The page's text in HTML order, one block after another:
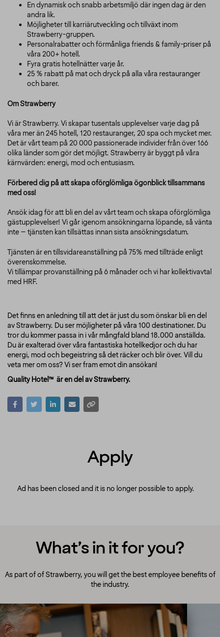
En dynamisk och snabb arbetsmiljö där ingen dag är den
andra lik.
Möjligheter till karriärutveckling och tillväxt inom
Strawberry-gruppen.
Personalrabatter och förmånliga friends & family-priser på
våra 200+ hotell.
Fyra gratis hotellnätter varje år.
25 % rabatt på mat och dryck på alla våra restauranger
och barer.
Om Strawberry
Vi är Strawberry. Vi skapar tusentals upplevelser varje dag på
våra mer än 245 hotell, 120 restauranger, 20 spa och mycket mer.
Det är vårt team på 20 000 passionerade individer från över 166
olika länder som gör det möjligt. Strawberry är byggt på våra
kärnvärden: energi, mod och entusiasm.
Förbered dig på att skapa oförglömliga ögonblick tillsammans
med oss!
Ansök idag för att bli en del av vårt team och skapa oförglömliga
gästupplevelser! Vi går igenom ansökningarna löpande, så vänta
inte – tjänsten kan tillsättas innan sista ansökningsdatum.
Tjänsten är en tillsvidareanställning på 75% med tillträde enligt
överenskommelse.
Vi tillämpar provanställning på 6 månader och vi har kollektivavtal
med HRF.
Det finns en anledning till att det är just du som önskar bli en del
av Strawberry. Du ser möjligheter på våra 100 destinationer. Du
tror du kommer passa in i vår mångfald bland 18.000 anställda.
Du är exalterad över våra fantastiska hotellkedjor och du har
energi, mod och begeistring så det räcker och blir över. Vill du
veta mer om oss? Vi ser fram emot din ansökan!
Quality Hotel™ är en del av Strawberry.
Apply
Ad has been closed and it is no longer possible to apply.
What’s in it for you?
As part of of Strawberry, you will get the best employee benefits of
the industry.